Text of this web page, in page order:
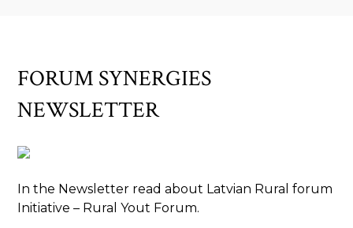
FORUM SYNERGIES
NEWSLETTER
In the Newsletter read about Latvian Rural forum
Initiative – Rural Yout Forum.